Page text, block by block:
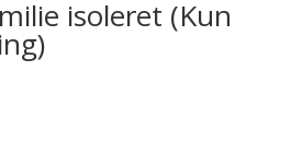
isoleret (Kun